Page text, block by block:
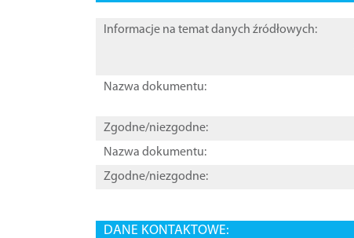
Informacje na temat danych źródłowych:
Nazwa dokumentu:
Zgodne/niezgodne:
Nazwa dokumentu:
Zgodne/niezgodne:
DANE KONTAKTOWE: